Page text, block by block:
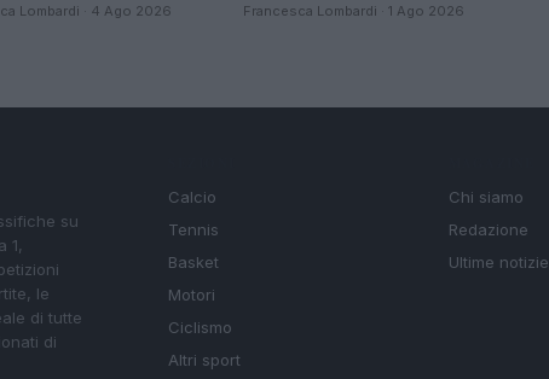
Lombardi · 4 Ago 2026 Francesca Lombardi · 1 Ago 2026
su
1,
le
di tutte
di
Calcio
Tennis
Basket
Motori
Ciclismo
Altri sport
Chi siamo
Redazione
Ultime notizie